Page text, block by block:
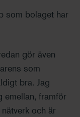
som bolaget har
gör även
som
bra. Jag
emellan, framför
och är